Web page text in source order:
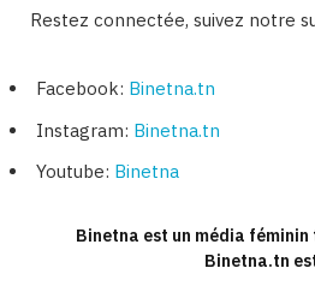
Restez connectée, suivez notre
Facebook: Binetna.tn
Instagram: Binetna.tn
Youtube: Binetna
Binetna est un média
Binetna.tn